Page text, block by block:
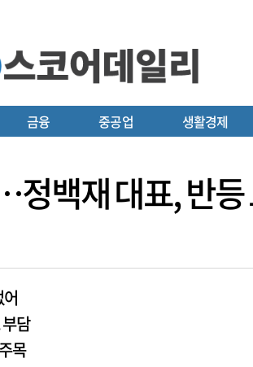
금융 중공업 생활경제
정백재 대표, 반
담
목